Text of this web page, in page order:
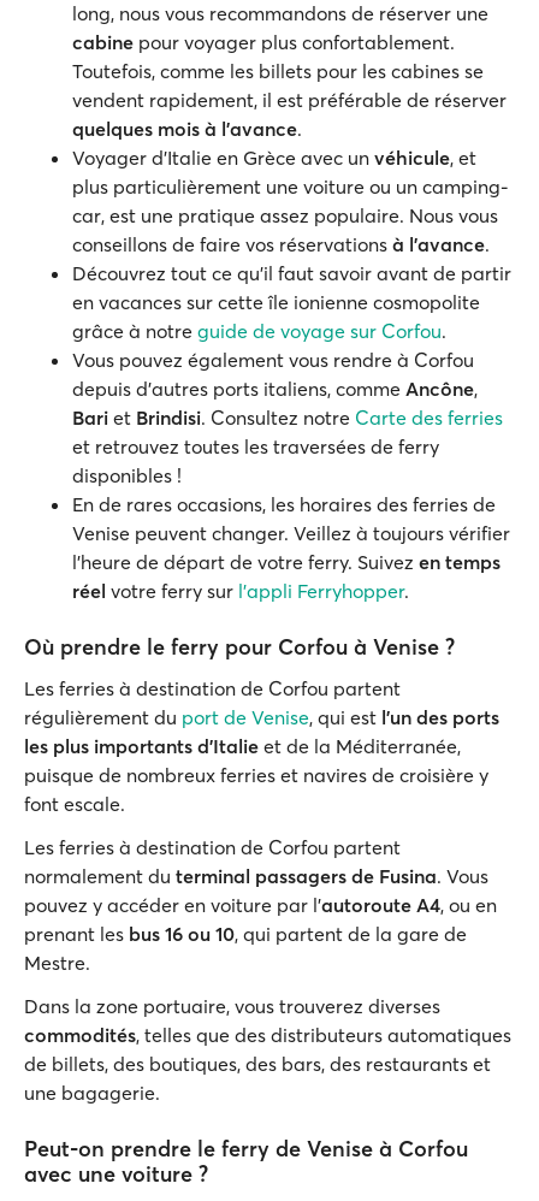
long, nous vous recommandons de réserver une
cabine pour voyager plus confortablement.
Toutefois, comme les billets pour les cabines se
vendent rapidement, il est préférable de réserver
quelques mois à l'avance.
Voyager d'Italie en Grèce avec un véhicule, et
plus particulièrement une voiture ou un camping-
car, est une pratique assez populaire. Nous vous
conseillons de faire vos réservations à l’avance.
Découvrez tout ce qu'il faut savoir avant de partir
en vacances sur cette île ionienne cosmopolite
grâce à notre guide de voyage sur Corfou.
Vous pouvez également vous rendre à Corfou
depuis d'autres ports italiens, comme Ancône,
Bari et Brindisi. Consultez notre Carte des ferries
et retrouvez toutes les traversées de ferry
disponibles !
En de rares occasions, les horaires des ferries de
Venise peuvent changer. Veillez à toujours vérifier
l'heure de départ de votre ferry. Suivez en temps
réel votre ferry sur l'appli Ferryhopper.
Où prendre le ferry pour Corfou à Venise ?
Les ferries à destination de Corfou partent
régulièrement du port de Venise, qui est l'un des ports
les plus importants d'Italie et de la Méditerranée,
puisque de nombreux ferries et navires de croisière y
font escale.
Les ferries à destination de Corfou partent
normalement du terminal passagers de Fusina. Vous
pouvez y accéder en voiture par l'autoroute A4, ou en
prenant les bus 16 ou 10, qui partent de la gare de
Mestre.
Dans la zone portuaire, vous trouverez diverses
commodités, telles que des distributeurs automatiques
de billets, des boutiques, des bars, des restaurants et
une bagagerie.
Peut-on prendre le ferry de Venise à Corfou
avec une voiture ?